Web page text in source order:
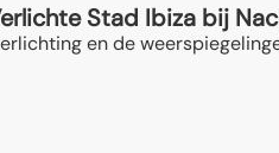
Stad Ibiza bij
en de